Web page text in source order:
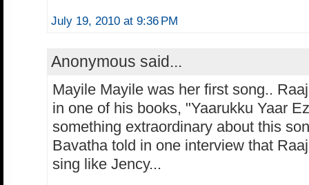
July 19, 2010 at 9:36 PM
Anonymous said...
Mayile Mayile was her first song..
in one of his books, "Yaarukku Yaar
something extraordinary about this
Bavatha told in one interview that
sing like Jency...